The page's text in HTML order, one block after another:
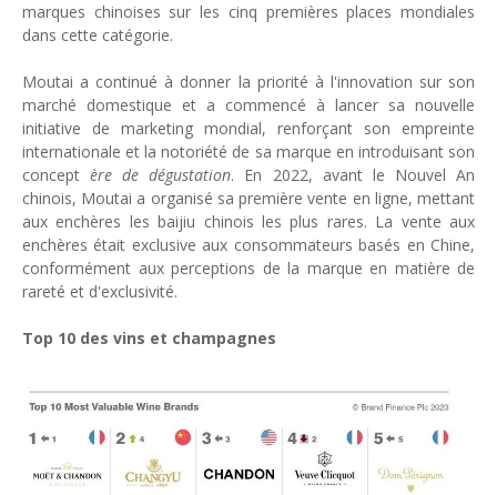
marques chinoises sur les cinq premières places mondiales
dans cette catégorie.
Moutai a continué à donner la priorité à l'innovation sur son
marché domestique et a commencé à lancer sa nouvelle
initiative de marketing mondial, renforçant son empreinte
internationale et la notoriété de sa marque en introduisant son
conceptère de dégustation. En 2022, avant le Nouvel An
chinois, Moutai a organisé sa première vente en ligne, mettant
aux enchères les baijiu chinois les plus rares. La vente aux
enchères était exclusive aux consommateurs basés en Chine,
conformément aux perceptions de la marque en matière de
rareté et d'exclusivité.
Top 10 des vins et champagnes